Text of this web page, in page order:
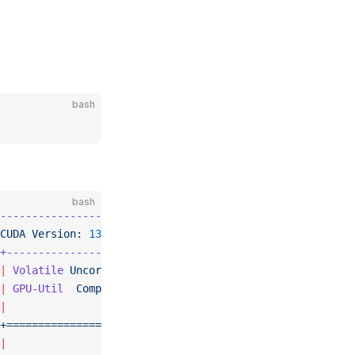
bash
bash
+
Version: 13.0
+
Volatile Uncorr.
GPU-Util
  Compute